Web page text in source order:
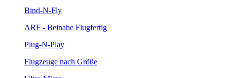
Bind-N-Fly
ARF - Beinahe Flugfertig
Plug-N-Play
Flugzeuge nach Größe